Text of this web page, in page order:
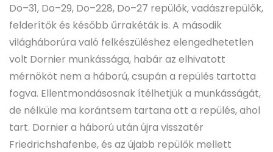
Do–31, Do–29, Do–228, Do–27 repülők, vadászrepülők,
felderítők és később űrrakéták is. A második
világháborúra való felkészüléshez elengedhetetlen
volt Dornier munkássága, habár az elhivatott
mérnököt nem a háború, csupán a repülés tartotta
fogva. Ellentmondásosnak ítélhetjük a munkásságát,
de nélküle ma korántsem tartana ott a repülés, ahol
tart. Dornier a háború után újra visszatér
Friedrichshafenbe, és az újabb repülők mellett